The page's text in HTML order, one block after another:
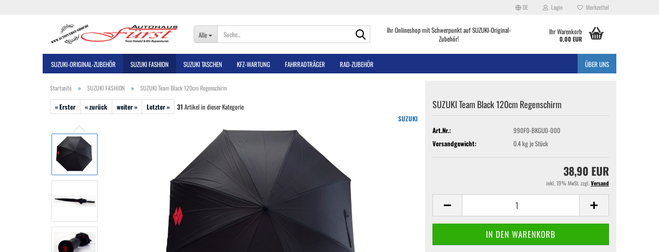
DE Login Merkzettel
Alle
Ihr Onlineshop mit Schwerpunkt auf SUZUKI-Original-
Zubehör!
Ihr Warenkorb
0,00 EUR
SUZUKI-ORIGINAL-ZUBEHÖR SUZUKI FASHION SUZUKI TASCHEN KFZ-WARTUNG FAHRRADTRÄGER RAD-ZUBEHÖR ÜBER UNS
Startseite » SUZUKI FASHION » SUZUKI Team Black 120cm Regenschirm
« Erster « zurück weiter » Letzter » 31 Artikel in dieser Kategorie
SUZUKI
SUZUKI Team Black 120cm Regenschirm
Art.Nr.:
990F0-BKGU0-000
Versandgewicht:
0.4kg je Stück
38,90 EUR
inkl. 19% MwSt. zzgl.Versand